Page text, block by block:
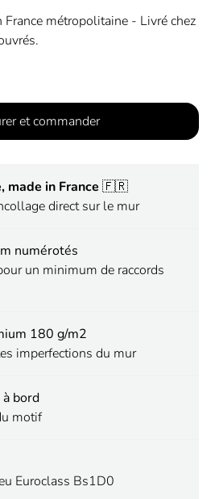
métropolitaine - Livré chez
et commander
made in France 🇫🇷
direct sur le mur
numérotés
un minimum de raccords
180 g/m2
imperfections du mur
à bord
motif
Euroclass Bs1D0